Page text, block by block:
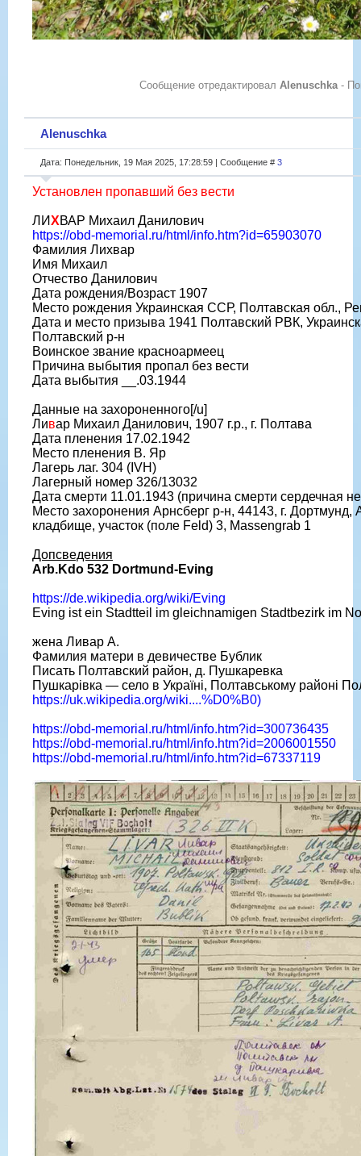
Сообщение отредактировал Alenuschka -
Alenuschka
Дата: Понедельник, 19 Мая 2025, 17:28:59 | Сообщение # 3
Установлен пропавший без вести
ЛИХВАР Михаил Данилович
https://obd-memorial.ru/html/info.htm?id=65903070
Фамилия Лихвар
Имя Михаил
Отчество Данилович
Дата рождения/Возраст 1907
Место рождения Украинская ССР, Полтавская обл.,
Дата и место призыва 1941 Полтавский РВК,
Полтавский р-н
Воинское звание красноармеец
Причина выбытия пропал без вести
Дата выбытия __.03.1944
Данные на захороненного[/u]
Ливар Михаил Данилович, 1907 г.р., г. Полтава
Дата пленения 17.02.1942
Место пленения В. Яр
Лагерь лаг. 304 (IVH)
Лагерный номер 326/13032
Дата смерти 11.01.1943 (причина смерти сердечная
Место захоронения Арнсберг р-н, 44143, г. Дортмунд,
кладбище, участок (поле Feld) 3, Massengrab 1
Допсведения
Arb.Kdo 532 Dortmund-Eving
https://de.wikipedia.org/wiki/Eving
Eving ist ein Stadtteil im gleichnamigen Stadtbezirk im
жена Ливар А.
Фамилия матери в девичестве Бублик
Писать Полтавский район, д. Пушкаревка
Пушкарівка — село в Україні, Полтавському районі
https://uk.wikipedia.org/wiki....%D0%B0)
https://obd-memorial.ru/html/info.htm?id=300736435
https://obd-memorial.ru/html/info.htm?id=2006001550
https://obd-memorial.ru/html/info.htm?id=67337119